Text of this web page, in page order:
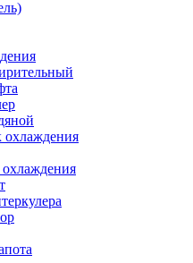
охлаждения
охлаждения